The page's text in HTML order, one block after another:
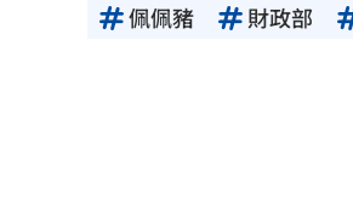
佩佩豬 財政部